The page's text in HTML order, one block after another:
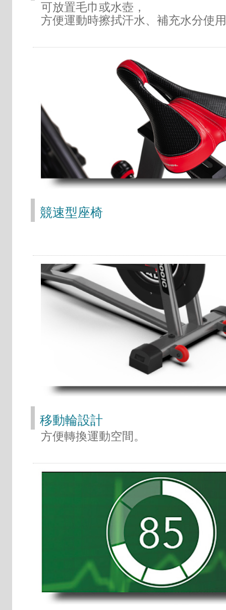
可放置毛巾或水壺，
方便運動時擦拭汗水、補充水分使用
競速型座椅
移動輪設計
方便轉換運動空間。